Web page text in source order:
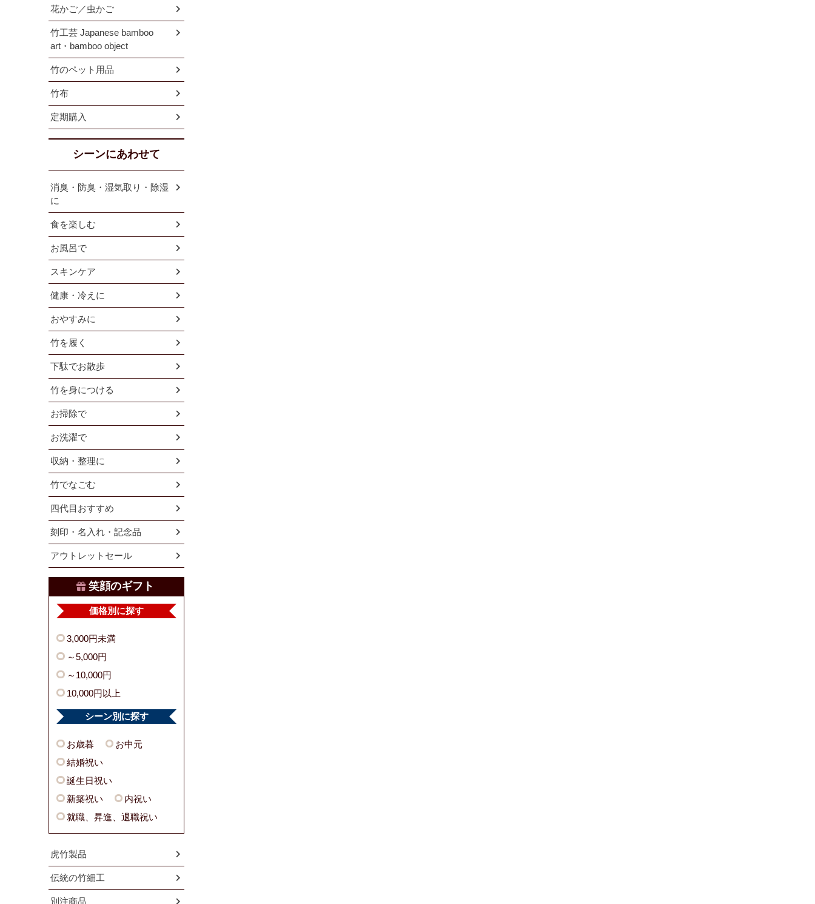
花かご／虫かご
竹工芸 Japanese bamboo
art・bamboo object
竹のペット用品
竹布
定期購入
シーンにあわせて
消臭・防臭・湿気取り・除湿
に
食を楽しむ
お風呂で
スキンケア
健康・冷えに
おやすみに
竹を履く
下駄でお散歩
竹を身につける
お掃除で
お洗濯で
収納・整理に
竹でなごむ
四代目おすすめ
刻印・名入れ・記念品
アウトレットセール
笑顔のギフト
価格別に探す
3,000円未満
～5,000円
～10,000円
10,000円以上
シーン別に探す
お歳暮
お中元
結婚祝い
誕生日祝い
新築祝い
内祝い
就職、昇進、退職祝い
虎竹製品
伝統の竹細工
別注商品